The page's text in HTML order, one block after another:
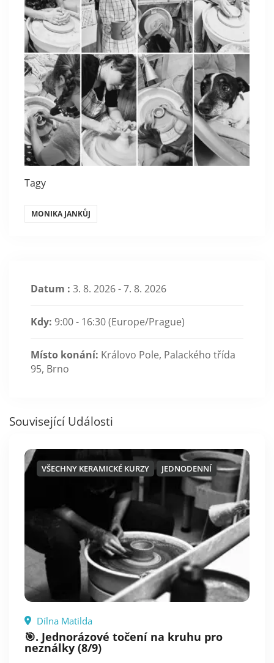
Tagy
MONIKA JANKŮJ
Datum : 3. 8. 2026 - 7. 8. 2026
Kdy: 9:00 - 16:30(Europe/Prague)
Místo konání: Královo Pole, Palackého třída
95, Brno
Související Události
VŠECHNY KERAMICKÉ KURZY JEDNODENNÍ
Dílna Matilda
🎯. Jednorázové točení na kruhu pro
neználky (8/9)